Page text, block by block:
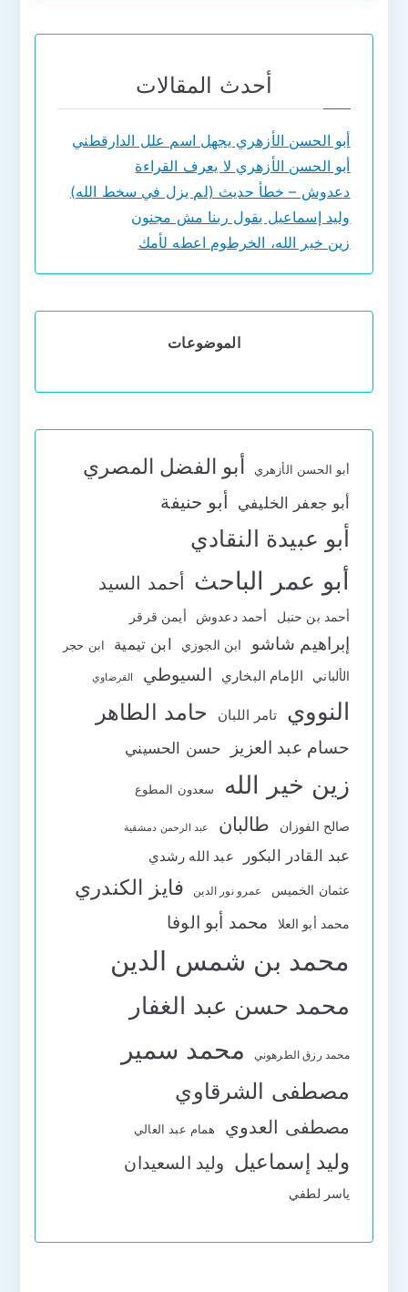
أحدث المقالات
أبو الحسن الأزهري يجهل اسم علل الدارقطني
أبو الحسن الأزهري لا يعرف القراءة
دعدوش – خطأ حديث (لم يزل في سخط الله)
وليد إسماعيل يقول ربنا مش مجنون
زين خير الله، الخرطوم اعطه لأمك
الموضوعات
أبو الحسن الأزهري أبو الفضل المصري
أبو جعفر الخليفي أبو حنيفة
أبو عبيدة النقادي
أبو عمر الباحث أحمد السيد
أحمد بن حنبل أحمد دعدوش أيمن قرقر
إبراهيم شاشو ابن الجوزي ابن تيمية ابن حجر
الألباني الإمام البخاري السيوطي القرضاوي
النووي تامر اللبان حامد الطاهر
حسام عبد العزيز حسن الحسيني
زين خير الله سعدون المطوع
صالح الفوزان طالبان عبد الرحمن دمشقية
عبد القادر البكور عبد الله رشدي
عثمان الخميس عمرو نور الدين فايز الكندري
محمد أبو العلا محمد أبو الوفا
محمد بن شمس الدين
محمد حسن عبد الغفار
محمد رزق الطرهوني محمد سمير
مصطفى الشرقاوي
مصطفى العدوي همام عبد العالي
وليد إسماعيل وليد السعيدان
ياسر لطفي